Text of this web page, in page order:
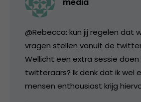
@Rebecca: kun jij regelen dat
vragen stellen vanuit de
Wellicht een extra sessie
twitteraars? Ik denk dat ik wel
mensen enthousiast krijg